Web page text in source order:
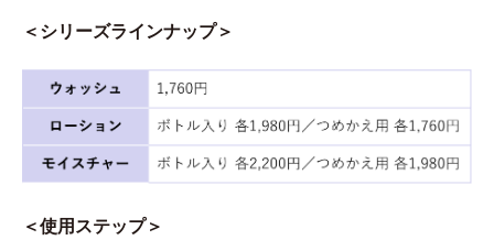
＜シリーズラインナップ＞
＜使用ステップ＞